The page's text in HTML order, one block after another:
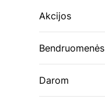
Akcijos
Bendruomenės
Darom